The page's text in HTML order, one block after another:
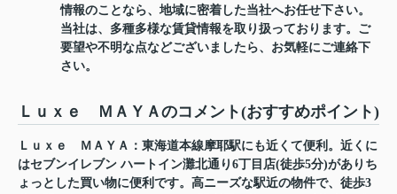
情報のことなら、地域に密着した当社へお任せ下さい。
当社は、多種多様な賃貸情報を取り扱っております。ご
要望や不明な点などございましたら、お気軽にご連絡下
さい。
Ｌｕｘｅ ＭＡＹＡのコメント(おすすめポイント)
Ｌｕｘｅ ＭＡＹＡ：東海道本線摩耶駅にも近くて便利。近くに
はセブンイレブン ハートイン灘北通り6丁目店(徒歩5分)がありち
ょっとした買い物に便利です。高ニーズな駅近の物件で、徒歩3